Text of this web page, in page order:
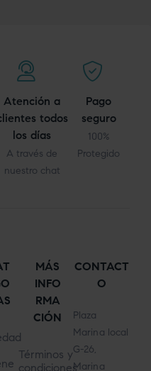
Atención a
todos
los días
A través de
nuestro chat
Pago
seguro
100%
Protegido
MÁS
INFO
RMA
CIÓN
Términos y
condiciones
CONTACT
O
Plaza
Marina local
G-26,
Marina